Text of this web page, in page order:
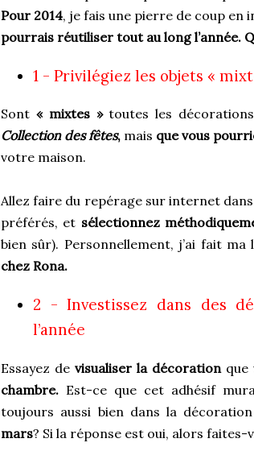
Pour 2014, je fais une pierre de coup en
pourrais réutiliser tout au long l’année.
1 - Privilégiez les objets «
Sont « mixtes »toutes les
Collection des fêtes, mais que vous
votre maison.
Allez faire du repérage sur internet
préférés, et sélectionnez
bien sûr). Personnellement, j’ai fait
chez Rona.
2 - Investissez dans des
l’année
Essayez devisualiser la décoration que
chambre. Est-ce que cet adhésif
toujours aussi bien dans la
mars? Si la réponse est oui, alors faites-